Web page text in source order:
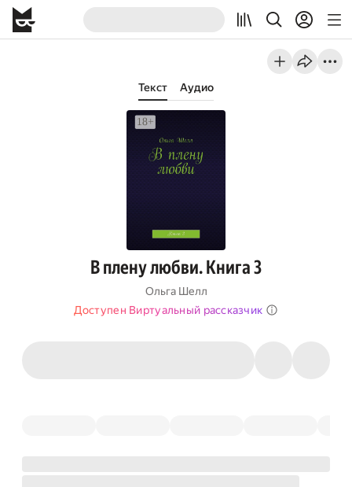
Текст Аудио
В плену любви. Книга 3
Ольга Шелл
Доступен Виртуальный рассказчик